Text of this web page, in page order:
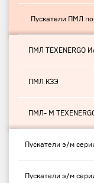
Пускатели ПМЛ
ПМЛ TEXENERGO
ПМЛ КЗЭ
ПМЛ- М
Пускатели э/м
Пускатели э/м